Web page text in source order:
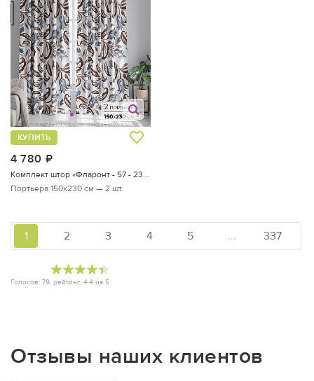
4 780
КУПИТЬ
Комплект штор «Фларонт - 57 - 230 см»
Портьера 150х230 см — 2 шт.
Голосов: 79, рейтинг: 4.4 из 5
1 2 3 4 5 ... 337
Отзывы наших клиентов